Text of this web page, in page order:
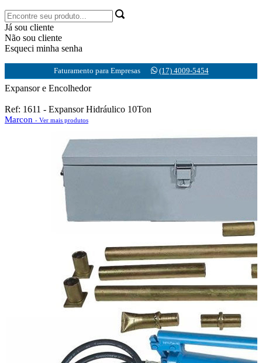
Já sou cliente
Não sou cliente
Esqueci minha senha
Faturamento para Empresas (17) 4009-5454
Expansor e Encolhedor
Ref: 1611 - Expansor Hidráulico 10Ton
Marcon - Ver mais produtos